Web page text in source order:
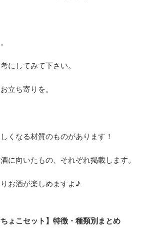
にしてみて下さい。
立ち寄りを。
くなる材質のものがあります！
に向いたもの、それぞれ掲載します。
お酒が楽しめますよ♪
ょこセット】特徴・種類別まとめ